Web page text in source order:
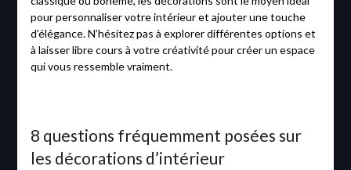
pour personnaliser votre intérieur et ajouter une touche
d’élégance. N’hésitez pas à explorer différentes options et
à laisser libre cours à votre créativité pour créer un espace
qui vous ressemble vraiment.
8 questions fréquemment posées sur
les décorations d’intérieur